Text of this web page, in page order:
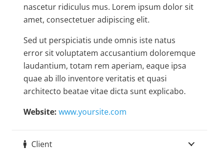
nascetur ridiculus mus. Lorem ipsum dolor sit
amet, consectetuer adipiscing elit.
Sed ut perspiciatis unde omnis iste natus
error sit voluptatem accusantium doloremque
laudantium, totam rem aperiam, eaque ipsa
quae ab illo inventore veritatis et quasi
architecto beatae vitae dicta sunt explicabo.
Website: www.yoursite.com
Client